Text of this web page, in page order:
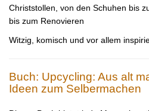
Christstollen, von den Schuhen bis
bis zum Renovieren
Witzig, komisch und vor allem
Buch: Upcycling: Aus alt
Ideen zum Selbermachen